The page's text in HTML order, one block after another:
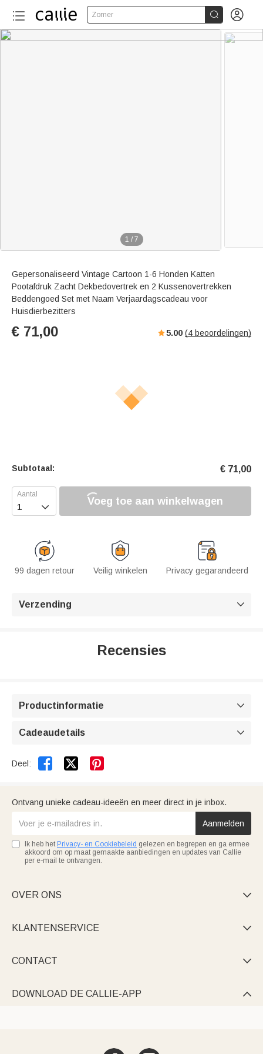
Zomer  
1 / 7
Gepersonaliseerd Vintage Cartoon 1-6 Honden Katten
Pootafdruk Zacht Dekbedovertrek en 2 Kussenovertrekken
Beddengoed Set met Naam Verjaardagscadeau voor
Huisdierbezitters
€ 71,00 5.00 (4 beoordelingen)
Subtotaal: € 71,00
 Voeg toe aan winkelwagen
99 dagen retour Veilig winkelen Privacy gegarandeerd
Verzending 
Recensies
Productinformatie 
Cadeaudetails 
Deel:  
Ontvang unieke cadeau-ideeën en meer direct in je inbox.
Aanmelden
Ik heb het Privacy- en Cookiebeleid gelezen en begrepen en ga ermee
akkoord om op maat gemaakte aanbiedingen en updates van Callie
per e-mail te ontvangen.
OVER ONS 
KLANTENSERVICE 
CONTACT 
DOWNLOAD DE CALLIE-APP 